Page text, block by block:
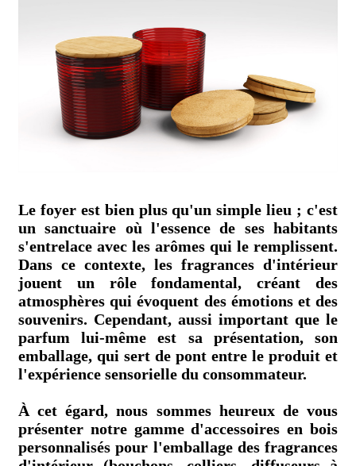
Le foyer est bien plus qu'un simple lieu ; c'est
un sanctuaire où l'essence de ses habitants
s'entrelace avec les arômes qui le remplissent.
Dans ce contexte, les fragrances d'intérieur
jouent un rôle fondamental, créant des
atmosphères qui évoquent des émotions et des
souvenirs. Cependant, aussi important que le
parfum lui-même est sa présentation, son
emballage, qui sert de pont entre le produit et
l'expérience sensorielle du consommateur.
À cet égard, nous sommes heureux de vous
présenter notre gamme d'accessoires en bois
personnalisés pour l'emballage des fragrances